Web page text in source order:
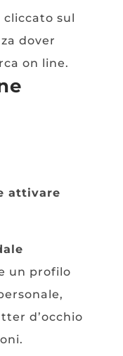
cliccato sul
dover
on line.
attivare
un profilo
d’occhio